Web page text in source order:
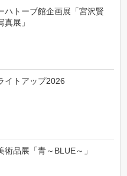
ハトーブ館企画展「宮沢賢
展」
イトアップ2026
術品展「青～BLUE～」